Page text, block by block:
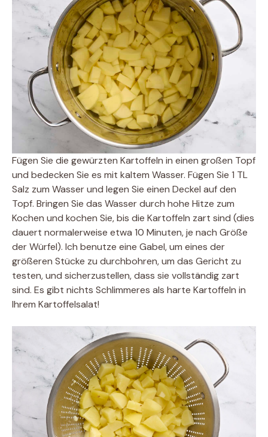
Fügen Sie die gewürzten Kartoffeln in einen großen Topf
und bedecken Sie es mit kaltem Wasser. Fügen Sie 1 TL
Salz zum Wasser und legen Sie einen Deckel auf den
Topf. Bringen Sie das Wasser durch hohe Hitze zum
Kochen und kochen Sie, bis die Kartoffeln zart sind (dies
dauert normalerweise etwa 10 Minuten, je nach Größe
der Würfel). Ich benutze eine Gabel, um eines der
größeren Stücke zu durchbohren, um das Gericht zu
testen, und sicherzustellen, dass sie vollständig zart
sind. Es gibt nichts Schlimmeres als harte Kartoffeln in
Ihrem Kartoffelsalat!